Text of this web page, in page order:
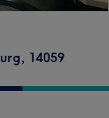
, 14059